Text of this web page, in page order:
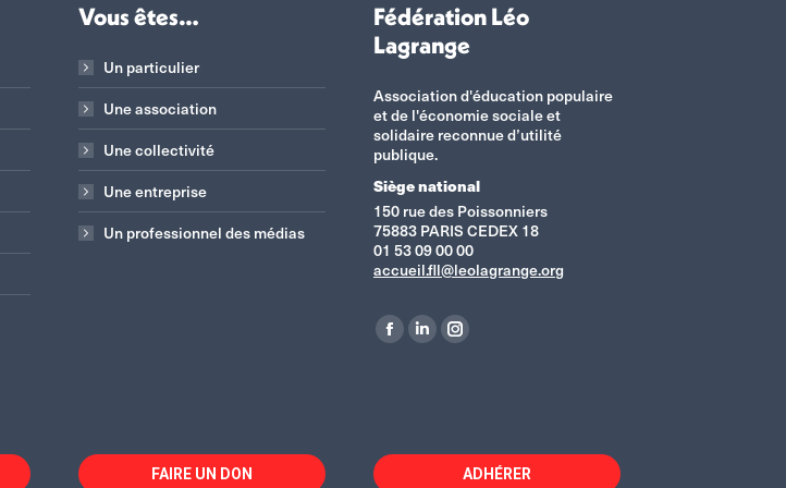
Vous êtes…
Un particulier
Une association
Une collectivité
Une entreprise
Un professionnel des médias
Fédération Léo
Lagrange
Association d'éducation populaire
et de l'économie sociale et
solidaire reconnue d’utilité
publique.
Siège national
150 rue des Poissonniers
75883 PARIS CEDEX 18
01 53 09 00 00
accueil.fll@leolagrange.org
Retrouvez-nous sur :
La
dans
La
dans
La
dans
une
FAIRE UN DON ADHÉRER